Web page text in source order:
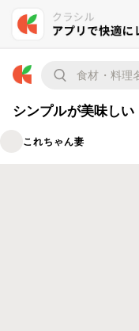
シンプルが美味し
これちゃん妻